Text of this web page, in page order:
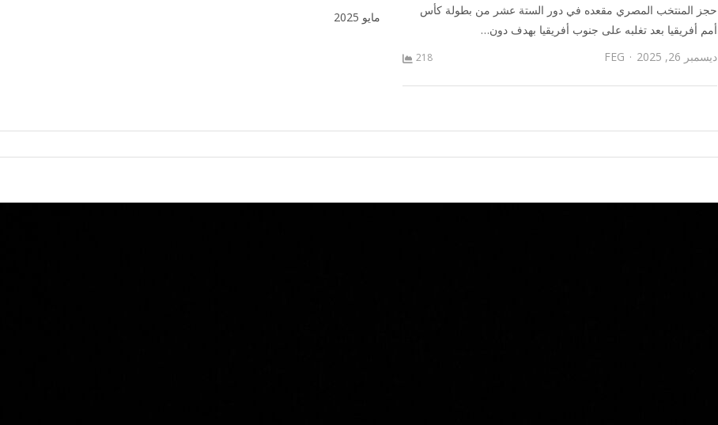
حجز المنتخب المصري مقعده في دور الستة عشر من بطولة كأس
أمم أفريقيا بعد تغلبه على جنوب أفريقيا بهدف دون…
ديسمبر 26, 2025
Author
FEG
218
مايو 2025